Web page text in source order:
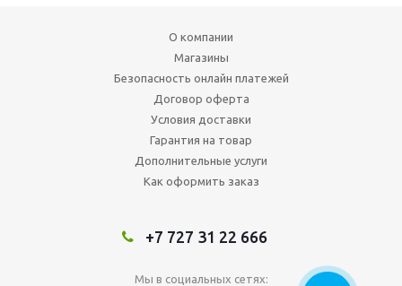
О компании
Магазины
Безопасность онлайн платежей
Договор оферта
Условия доставки
Гарантия на товар
Дополнительные услуги
Как оформить заказ
+7 727 31 22 666
Мы в социальных сетях: